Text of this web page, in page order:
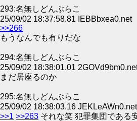
293:名無しどんぶらこ
25/09/02 18:37:58.81 IEBBbxea0.net
>>266
もうなんでも有りだな
294:名無しどんぶらこ
25/09/02 18:38:01.01
まだ居座るのか
295:名無しどんぶらこ
25/09/02 18:38:03.16 JEKLeAWn0.net
>>1 >>263 それな笑 犯罪集団である